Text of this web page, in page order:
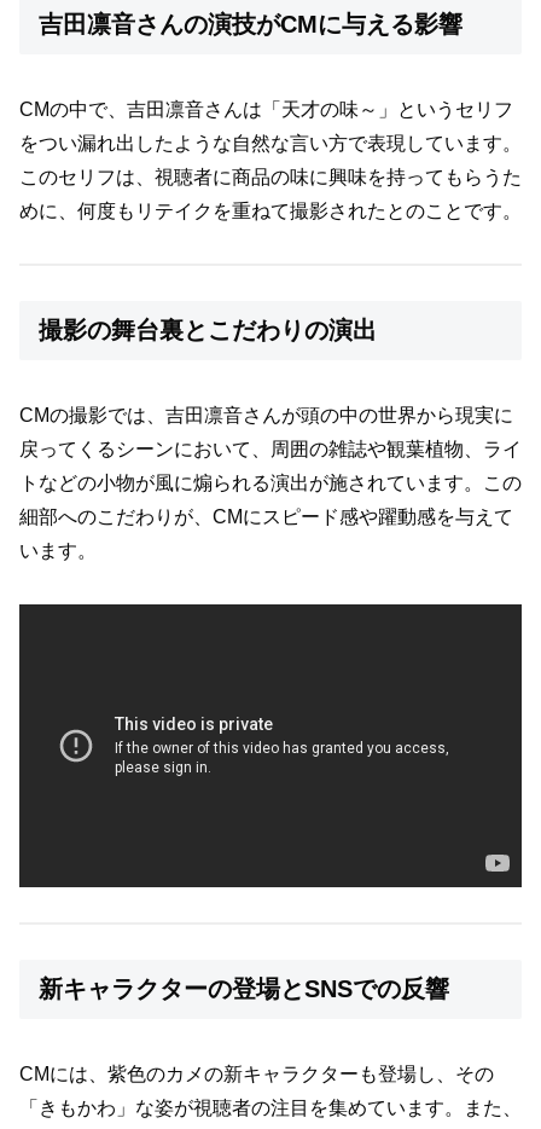
吉田凛音さんの演技がCMに与える影響
CMの中で、吉田凛音さんは「天才の味～」というセリフ
をつい漏れ出したような自然な言い方で表現しています。
このセリフは、視聴者に商品の味に興味を持ってもらうた
めに、何度もリテイクを重ねて撮影されたとのことです。
撮影の舞台裏とこだわりの演出
CMの撮影では、吉田凛音さんが頭の中の世界から現実に
戻ってくるシーンにおいて、周囲の雑誌や観葉植物、ライ
トなどの小物が風に煽られる演出が施されています。この
細部へのこだわりが、CMにスピード感や躍動感を与えて
います。
新キャラクターの登場とSNSでの反響
CMには、紫色のカメの新キャラクターも登場し、その
「きもかわ」な姿が視聴者の注目を集めています。また、